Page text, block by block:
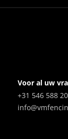
Voor al uw
+31 546 588